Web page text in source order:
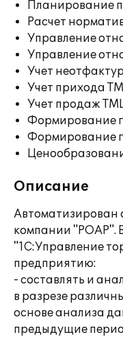
Планирование
Расчет
Управление
Управление
Учет
Учет прихода
Учет продаж
Формирование
Формирование
Описание
Автоматизирован
компании "РОАР".
"1C:Управление
предприятию:
- составлять и
в разрезе
основе анализа
предыдущие